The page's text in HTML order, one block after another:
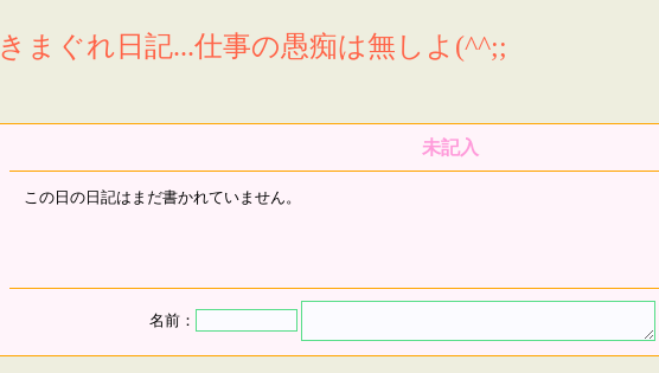
まぐれ日記...仕事の愚痴は無しよ(^^;;
未記入
この日の日記はまだ書かれていません。
名前：